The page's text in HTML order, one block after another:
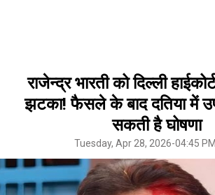
राजेन्द्र भारती को दिल्ली
झटका! फैसले के बाद दतिया में
सकती है घोषणा
Tuesday, Apr 28, 2026-04:45